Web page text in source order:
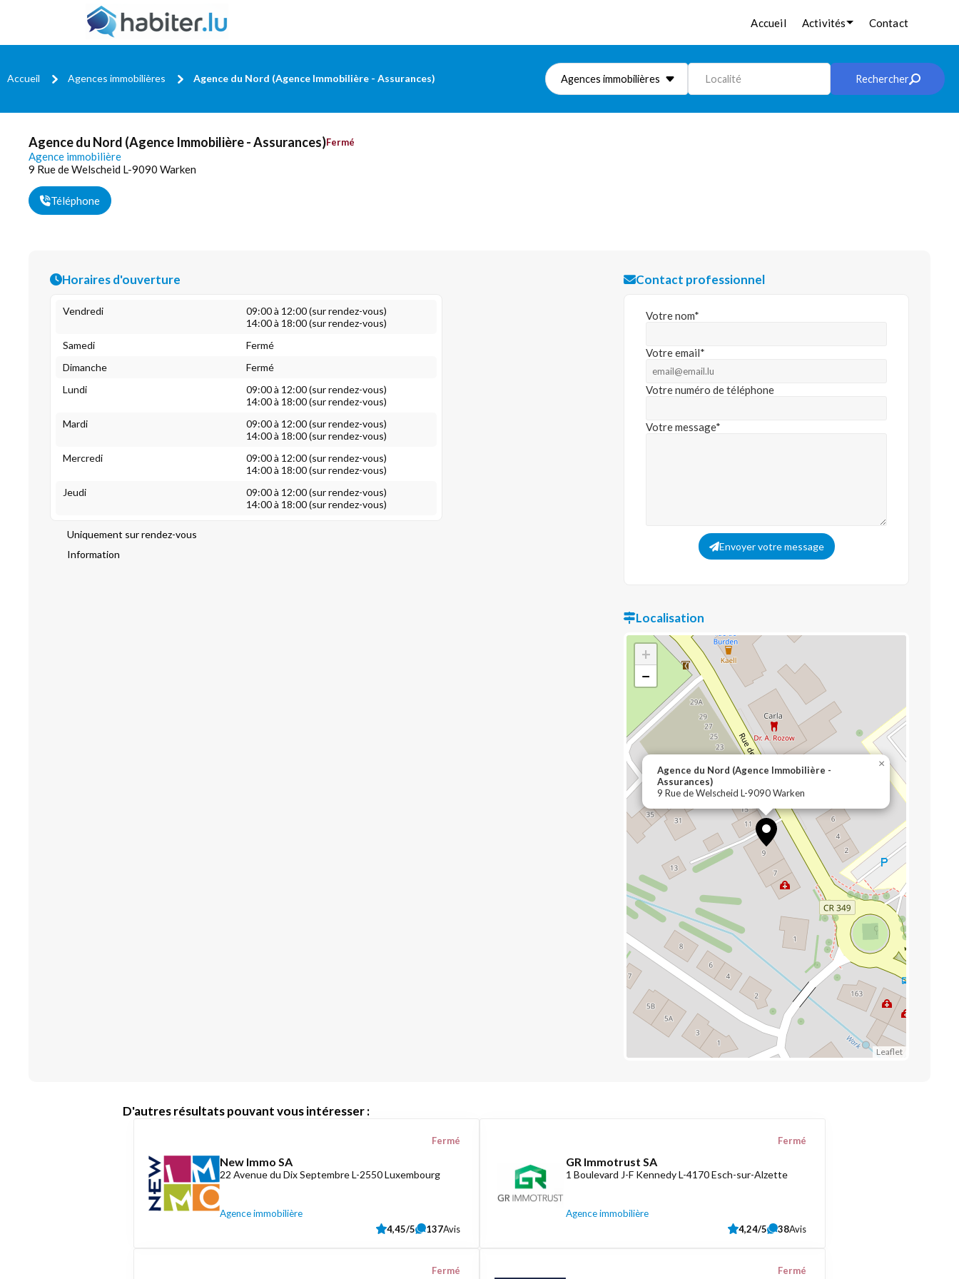
Accueil Activités Contact
Accueil Agences immobilières Agence du Nord (Agence Immobilière - Assurances) Agences immobilières Localité Rechercher
Agence du Nord (Agence Immobilière - Assurances)Fermé
Agence immobilière
9 Rue de Welscheid L-9090 Warken
Téléphone
Horaires d'ouverture
Vendredi
09:00 à 12:00 (sur rendez-vous)
14:00 à 18:00 (sur rendez-vous)
Samedi
Fermé
Dimanche
Fermé
Lundi
09:00 à 12:00 (sur rendez-vous)
14:00 à 18:00 (sur rendez-vous)
Mardi
09:00 à 12:00 (sur rendez-vous)
14:00 à 18:00 (sur rendez-vous)
Mercredi
09:00 à 12:00 (sur rendez-vous)
14:00 à 18:00 (sur rendez-vous)
Jeudi
09:00 à 12:00 (sur rendez-vous)
14:00 à 18:00 (sur rendez-vous)
Uniquement sur rendez-vous
Information
Contact professionnel
Votre nom*
Votre email*
Votre numéro de téléphone
Votre message*
Envoyer votre message
Localisation
Agence du Nord (Agence Immobilière -
Assurances)
9 Rue de Welscheid L-9090 Warken
×
+
−
Leaflet
D'autres résultats pouvant vous intéresser :
New Immo SA
22 Avenue du Dix Septembre L-2550 Luxembourg
Agence immobilière
Fermé
4,45/5 137Avis
GR Immotrust SA
1 Boulevard J-F Kennedy L-4170 Esch-sur-Alzette
Agence immobilière
Fermé
4,24/5 38Avis
Fermé Fermé